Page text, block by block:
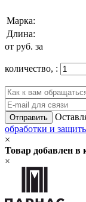
Марка:
Длина:
от руб. за
количество, :
Отправить
обработки и
×
Товар добавлен в
×